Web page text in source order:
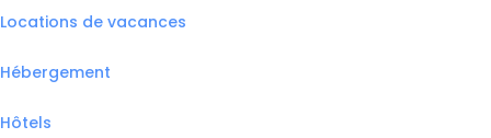
Locations de vacances
Hébergement
Hôtels